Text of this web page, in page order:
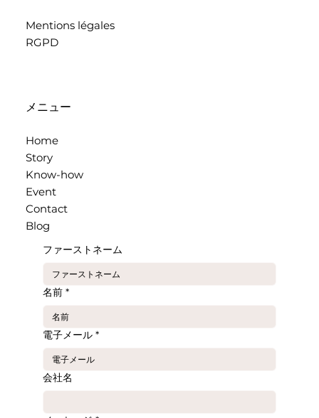
Mentions légales
RGPD
メニュー
Home
Story
Know-how
Event
Contact
Blog
ファーストネーム
名前 *
電子メール *
会社名